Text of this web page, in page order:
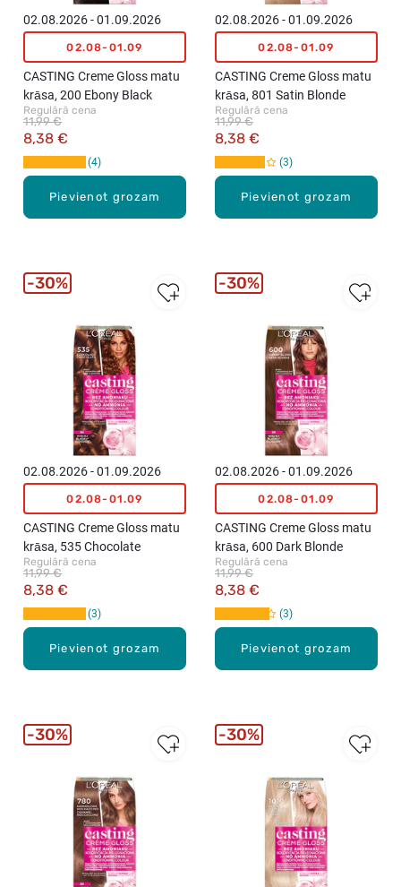
Pievienot grozam
02.08.2026 - 01.09.2026
02.08-01.09
CASTING Creme Gloss matu
krāsa, 200 Ebony Black
Regulārā cena
8,38 €
11,99 €
4
Pievienot grozam
02.08.2026 - 01.09.2026
02.08-01.09
CASTING Creme Gloss matu
krāsa, 801 Satin Blonde
Regulārā cena
8,38 €
11,99 €
3
Pievienot grozam
02.08.2026 - 01.09.2026
02.08-01.09
CASTING Creme Gloss matu
krāsa, 535 Chocolate
Regulārā cena
8,38 €
11,99 €
3
30%
Pievienot grozam
02.08.2026 - 01.09.2026
02.08-01.09
CASTING Creme Gloss matu
krāsa, 600 Dark Blonde
Regulārā cena
8,38 €
11,99 €
3
30%
30% 30%